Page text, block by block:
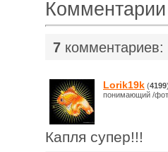
Комментарии
7 комментариев:
Lorik19k (4199
понимающий /
Капля супер!!!